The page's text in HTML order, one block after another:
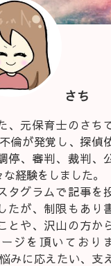
さち
、元保育士のさち
倫が発覚し、探偵
停、審判、裁判、
経験をしました。
タグラムで記事を
たが、制限もあり
とや、沢山の方か
ジを頂いており
みに応えたい、支